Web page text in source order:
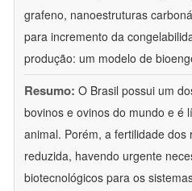
grafeno, nanoestruturas
para incremento da
produção: um modelo de
Resumo: O Brasil possui um
bovinos e ovinos do mundo e é
animal. Porém, a fertilidade
reduzida, havendo urgente
biotecnológicos para os